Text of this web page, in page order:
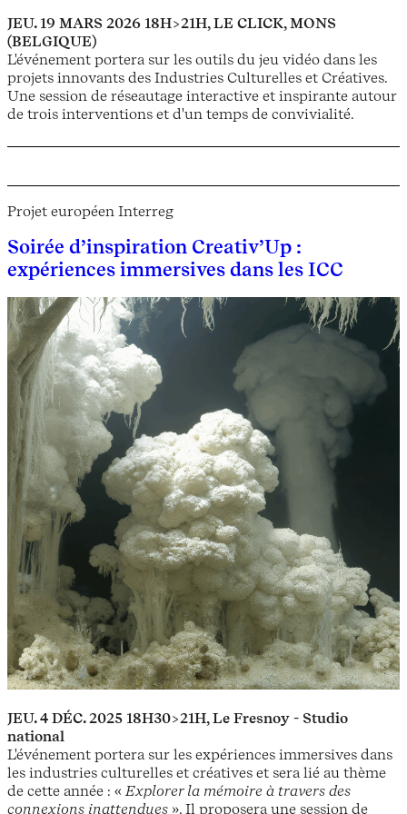
JEU. 19 MARS 2026 18H>21H, LE CLICK, MONS
(BELGIQUE)
L'événement portera sur les outils du jeu vidéo dans les
projets innovants des Industries Culturelles et Créatives.
Une session de réseautage interactive et inspirante autour
de trois interventions et d'un temps de convivialité.
Projet européen Interreg
Soirée d’inspiration Creativ’Up :
expériences immersives dans les ICC
JEU. 4 DÉC. 2025 18H30>21H, Le Fresnoy - Studio
national
L'événement portera sur les expériences immersives dans
les industries culturelles et créatives et sera lié au thème
de cette année : « Explorer la mémoire à travers des
connexions inattendues ». Il proposera une session de